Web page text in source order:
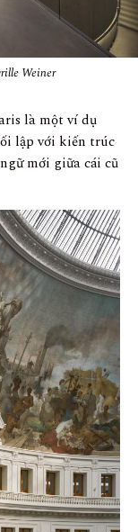
Weiner
là một ví dụ
lập với kiến trúc
mới giữa cái cũ